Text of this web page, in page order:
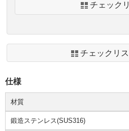
チェック
チェックリ
仕様
材質
鍛造ステンレス(SUS316)